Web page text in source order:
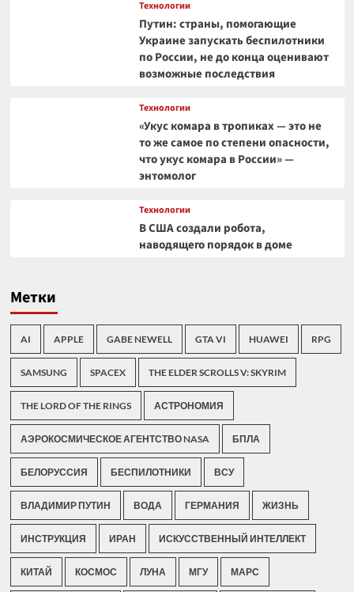
Технологии
Путин: страны, помогающие
Украине запускать беспилотники
по России, не до конца оценивают
возможные последствия
Технологии
«Укус комара в тропиках — это не
то же самое по степени опасности,
что укус комара в России» —
энтомолог
Технологии
В США создали робота,
наводящего порядок в доме
Метки
AI APPLE GABE NEWELL GTA VI HUAWEI RPG
SAMSUNG SPACEX THE ELDER SCROLLS V: SKYRIM
THE LORD OF THE RINGS АСТРОНОМИЯ
АЭРОКОСМИЧЕСКОЕ АГЕНТСТВО NASA БПЛА
БЕЛОРУССИЯ БЕСПИЛОТНИКИ ВСУ
ВЛАДИМИР ПУТИН ВОДА ГЕРМАНИЯ ЖИЗНЬ
ИНСТРУКЦИЯ ИРАН ИСКУССТВЕННЫЙ ИНТЕЛЛЕКТ
КИТАЙ КОСМОС ЛУНА МГУ МАРС